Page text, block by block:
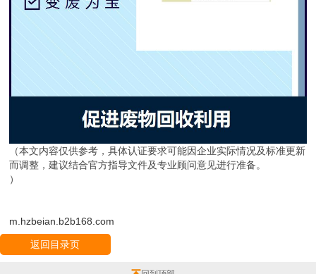
（本文内容仅供参考，具体认证要求可能因企业实际情况及标准更新
而调整，建议结合官方指导文件及专业顾问意见进行准备。
）
m.hzbeian.b2b168.com
返回目录页